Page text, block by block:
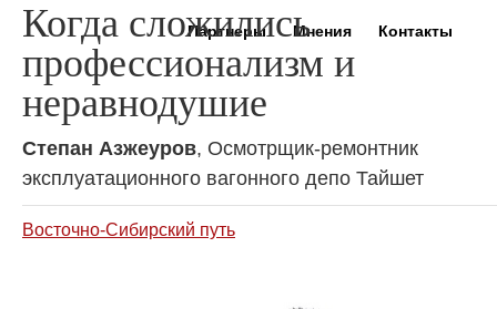
Партнеры Мнения Контакты
Когда сложились
профессионализм и
неравнодушие
Степан Азжеуров, Осмотрщик-ремонтник
эксплуатационного вагонного депо Тайшет
Восточно-Сибирский путь